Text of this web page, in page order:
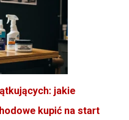
jakie
kupić na start